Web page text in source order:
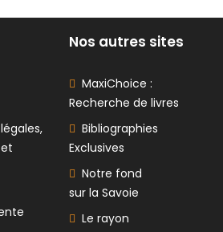
Nos autres sites
MaxiChoice :
Recherche de livres
Bibliographies
Exclusives
Notre fond
sur la Savoie
Le rayon